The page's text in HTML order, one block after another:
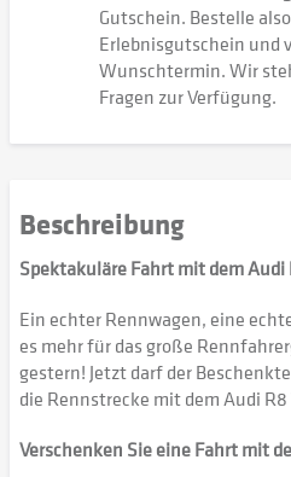
Gutschein. Bestelle
Erlebnisgutschein und
Wunschtermin. Wir
Fragen zur Verfügung.
Beschreibung
Spektakuläre Fahrt mit dem Audi
Ein echter Rennwagen, eine
es mehr für das große
gestern! Jetzt darf der
die Rennstrecke mit dem Audi
Verschenken Sie eine Fahrt mit